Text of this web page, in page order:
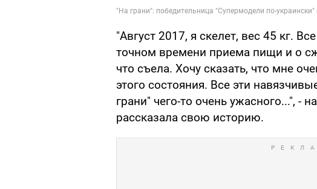
"Август 2017, я скелет, вес 45 кг.
точном времени приема пищи и о
что съела. Хочу сказать, что мне
этого состояния. Все эти
грани" чего-то очень ужасного...", -
рассказала свою историю.